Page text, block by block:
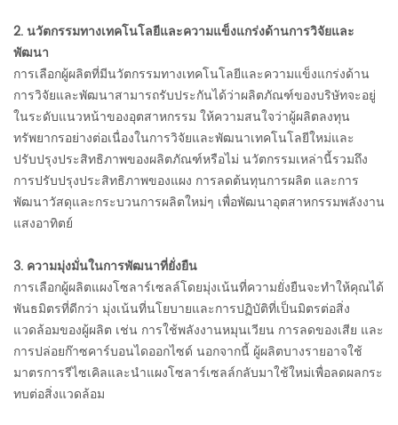
2. นวัตกรรมทางเทคโนโลยีและความแข็งแกร่งด้านการวิจัยและ
พัฒนา
การเลือกผู้ผลิตที่มีนวัตกรรมทางเทคโนโลยีและความแข็งแกร่งด้าน
การวิจัยและพัฒนาสามารถรับประกันได้ว่าผลิตภัณฑ์ของบริษัทจะอยู่
ในระดับแนวหน้าของอุตสาหกรรม ให้ความสนใจว่าผู้ผลิตลงทุน
ทรัพยากรอย่างต่อเนื่องในการวิจัยและพัฒนาเทคโนโลยีใหม่และ
ปรับปรุงประสิทธิภาพของผลิตภัณฑ์หรือไม่ นวัตกรรมเหล่านี้รวมถึง
การปรับปรุงประสิทธิภาพของแผง การลดต้นทุนการผลิต และการ
พัฒนาวัสดุและกระบวนการผลิตใหม่ๆ เพื่อพัฒนาอุตสาหกรรมพลังงาน
แสงอาทิตย์
3. ความมุ่งมั่นในการพัฒนาที่ยั่งยืน
การเลือกผู้ผลิตแผงโซลาร์เซลล์โดยมุ่งเน้นที่ความยั่งยืนจะทำให้คุณได้
พันธมิตรที่ดีกว่า มุ่งเน้นที่นโยบายและการปฏิบัติที่เป็นมิตรต่อสิ่ง
แวดล้อมของผู้ผลิต เช่น การใช้พลังงานหมุนเวียน การลดของเสีย และ
การปล่อยก๊าซคาร์บอนไดออกไซด์ นอกจากนี้ ผู้ผลิตบางรายอาจใช้
มาตรการรีไซเคิลและนำแผงโซลาร์เซลล์กลับมาใช้ใหม่เพื่อลดผลกระ
ทบต่อสิ่งแวดล้อม